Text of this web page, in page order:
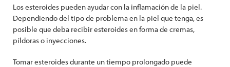
Los esteroides pueden ayudar con la inflamación de la piel.
Dependiendo del tipo de problema en la piel que tenga, es
posible que deba recibir esteroides en forma de cremas,
píldoras o inyecciones.
Tomar esteroides durante un tiempo prolongado puede